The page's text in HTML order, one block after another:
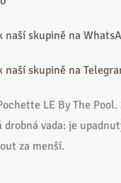
naší skupině na
naší skupině na
LE By The
drobná vada: je
za menší.